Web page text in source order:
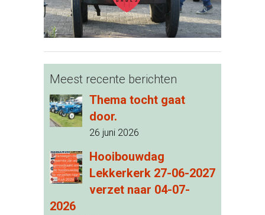
Meest recente berichten
Thema tocht gaat
door.
26 juni 2026
Hooibouwdag
Lekkerkerk 27-06-2027
verzet naar 04-07-
2026